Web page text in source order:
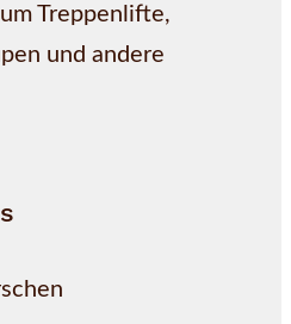
Treppenlifte,
und andere